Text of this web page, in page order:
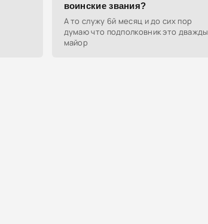
воинские звания?
А то служу 6й месяц и до сих пор
думаю что подполковник это дважды
майор